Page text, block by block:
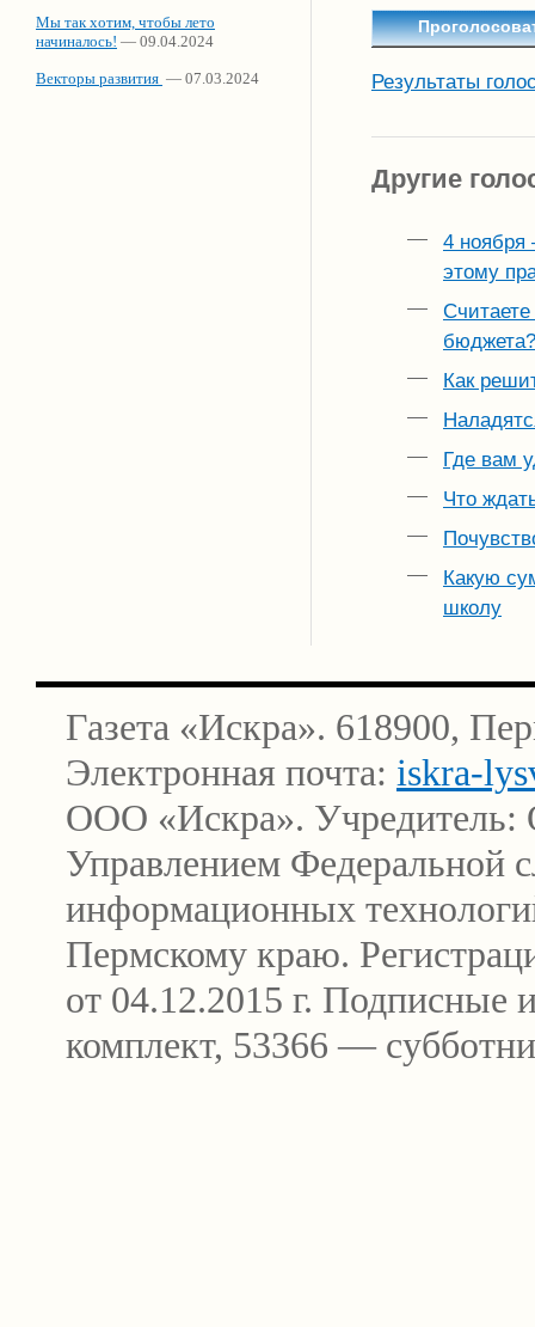
Мы так хотим, чтобы лето
начиналось! — 09.04.2024
Векторы развития — 07.03.2024 Результаты
Другие
4 ноября
этому
бюджета?
Как
Где вам
Что
Какую
школу
Газета «Искра». 618900,
Электронная почта: iskra-
ООО «Искра». Учредитель:
Управлением Федеральной
информационных
Пермскому краю.
от 04.12.2015 г.
комплект, 53366 —